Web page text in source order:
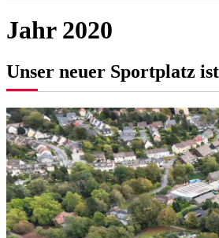
Jahr 2020
Unser neuer Sportplatz